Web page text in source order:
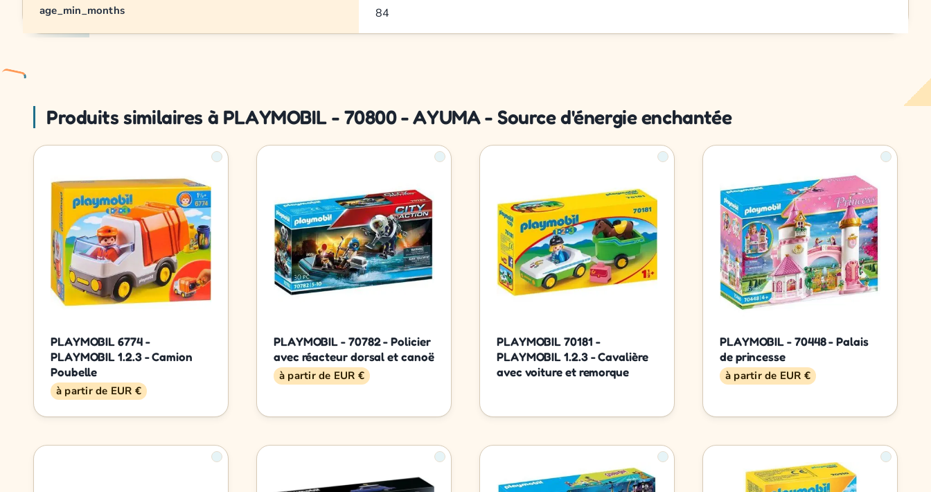
age_min_months 84
Produits similaires à PLAYMOBIL - 70800 - AYUMA - Source d'énergie enchantée
PLAYMOBIL 6774 -
PLAYMOBIL 1.2.3 - Camion
Poubelle
à partir de EUR €
PLAYMOBIL - 70782 - Policier
avec réacteur dorsal et canoë
à partir de EUR €
PLAYMOBIL 70181 -
PLAYMOBIL 1.2.3 - Cavalière
avec voiture et remorque
PLAYMOBIL - 70448 - Palais
de princesse
à partir de EUR €